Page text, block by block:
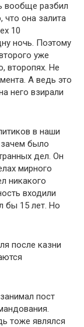
вообще разбил
что она залита
10
ночь. Поэтому
уже
второпях. Не
А ведь это
него взирали
в наши
было
дел. Он
мирного
никакого
входили
бы 15 лет. Но
после казни
пост
тоже являлся